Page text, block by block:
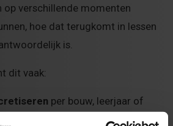
op verschillende momenten
hoe dat terugkomt in lessen
is.
dit vaak:
per bouw, leerjaar of